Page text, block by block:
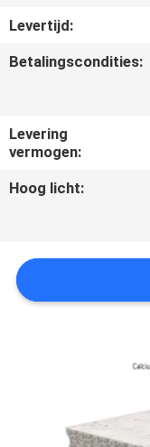
NIEUWS
VERZOEK
CITAAT
SITEMAP
Levertijd:
Betalingscondities:
Levering
vermogen:
Hoog licht: